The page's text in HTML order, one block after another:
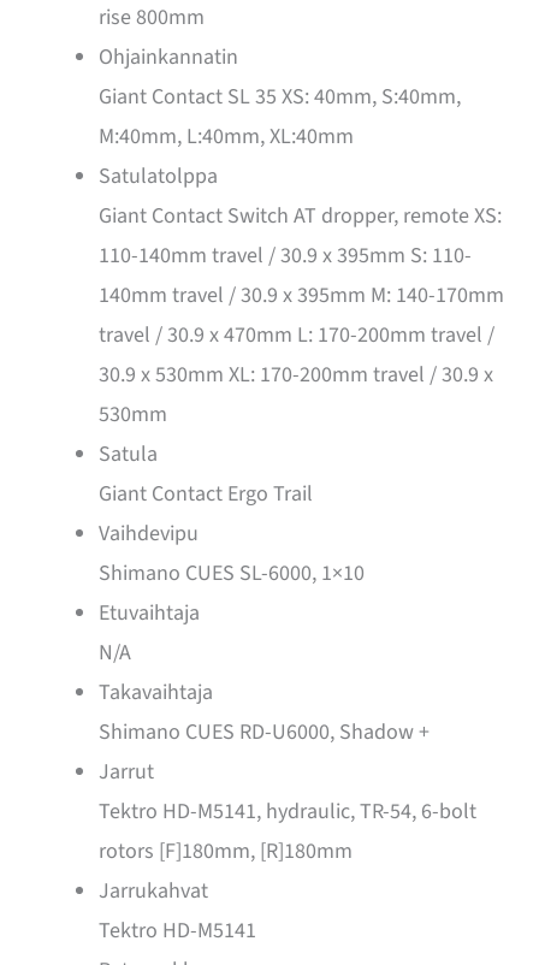
rise 800mm
Ohjainkannatin
Giant Contact SL 35 XS: 40mm, S:40mm,
M:40mm, L:40mm, XL:40mm
Satulatolppa
Giant Contact Switch AT dropper, remote XS:
110-140mm travel / 30.9 x 395mm S: 110-
140mm travel / 30.9 x 395mm M: 140-170mm
travel / 30.9 x 470mm L: 170-200mm travel /
30.9 x 530mm XL: 170-200mm travel / 30.9 x
530mm
Satula
Giant Contact Ergo Trail
Vaihdevipu
Shimano CUES SL-6000, 1×10
Etuvaihtaja
N/A
Takavaihtaja
Shimano CUES RD-U6000, Shadow +
Jarrut
Tektro HD-M5141, hydraulic, TR-54, 6-bolt
rotors [F]180mm, [R]180mm
Jarrukahvat
Tektro HD-M5141